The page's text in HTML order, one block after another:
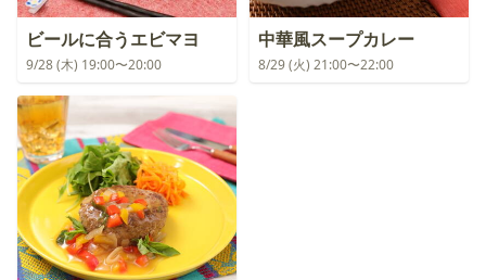
ビールに合うエビマヨ
9/28 (木) 19:00〜20:00
中華風スープカレー
8/29 (火) 21:00〜22:00